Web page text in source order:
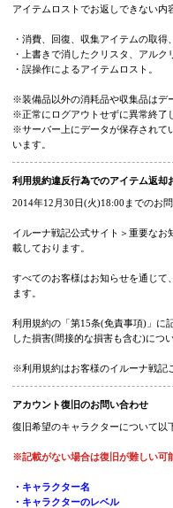
しても補償できません。
復旧できない内容
アイテムロストでお返しできない
・消費、回復、収集アイテムの取
・上書きで消したクリスタ、ア
・誤操作によるアイテムロスト。
※装備品以外の消耗品や収集品は
※正常にログアウトせずに異常終
※サーバー上にデータが保存され
利用規約違反行為でのアイテム返
2014年12月30日(火)18:00までの
載しております。
すべてのお客様はお知らせを通
利用規約の「第15条(免責事項)
した損害(間接的な損害も含む)
※利用規約はお客様のイルーナ